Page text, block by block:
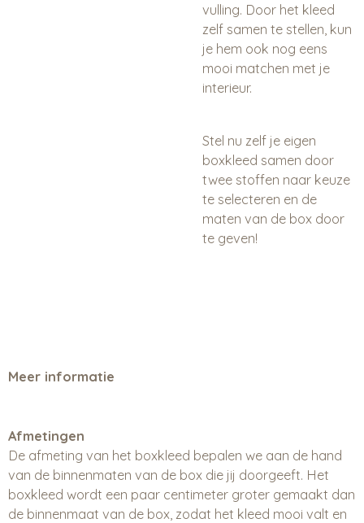
vulling. Door het kleed
zelf samen te stellen, kun
je hem ook nog eens
mooi matchen met je
interieur.
Stel nu zelf je eigen
boxkleed samen door
twee stoffen naar keuze
te selecteren en de
maten van de box door
te geven!
Meer informatie
Afmetingen
De afmeting van het boxkleed bepalen we aan de hand
van de binnenmaten van de box die jij doorgeeft. Het
boxkleed wordt een paar centimeter groter gemaakt dan
de binnenmaat van de box, zodat het kleed mooi valt en